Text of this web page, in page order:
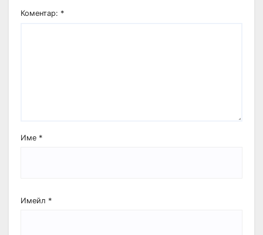
Коментар: *
Име *
Имейл *